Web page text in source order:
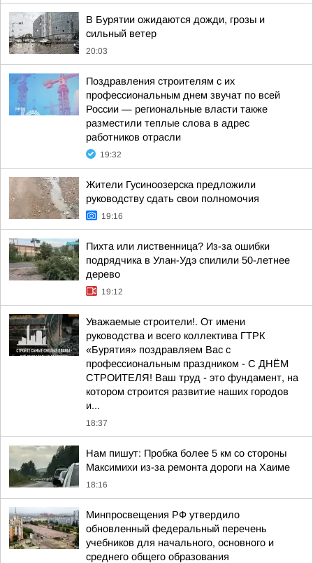
В Бурятии ожидаются дожди, грозы и
сильный ветер
20:03
Поздравления строителям с их
профессиональным днем звучат по всей
России — региональные власти также
разместили теплые слова в адрес
работников отрасли
19:32
Жители Гусиноозерска предложили
руководству сдать свои полномочия
19:16
Пихта или лиственница? Из-за ошибки
подрядчика в Улан-Удэ спилили 50-летнее
дерево
19:12
Уважаемые строители!. От имени
руководства и всего коллектива ГТРК
«Бурятия» поздравляем Вас с
профессиональным праздником - С ДНЁМ
СТРОИТЕЛЯ! Ваш труд - это фундамент, на
котором строится развитие наших городов
и...
18:37
Нам пишут: Пробка более 5 км со стороны
Максимихи из-за ремонта дороги на Хаиме
18:16
Минпросвещения РФ утвердило
обновленный федеральный перечень
учебников для начального, основного и
среднего общего образования